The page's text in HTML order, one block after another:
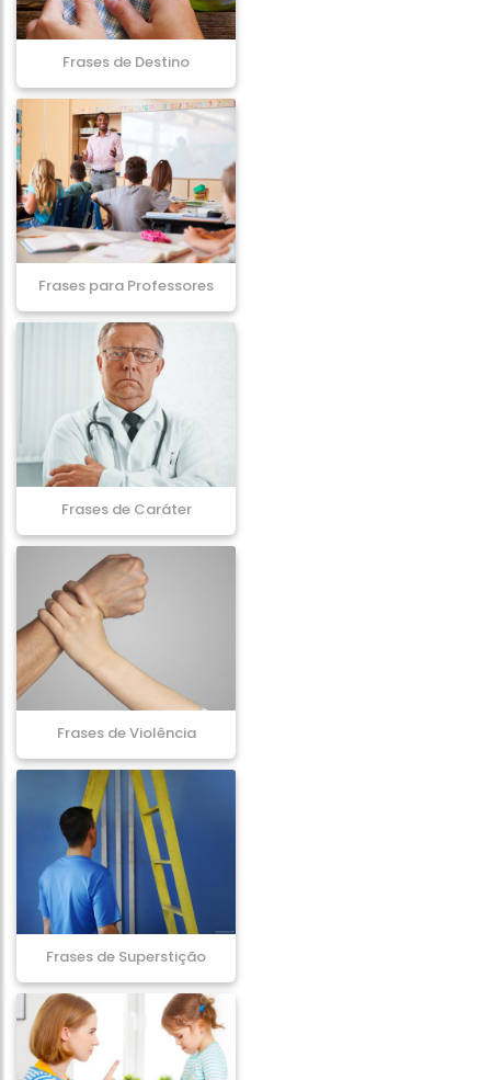
Frases de Destino
Frases para Professores
Frases de Caráter
Frases de Violência
Frases de Superstição